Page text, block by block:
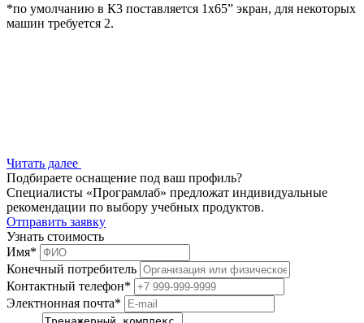
*по умолчанию в К3 поставляется 1х65” экран, для некоторых
машин требуется 2.
Читать далее
Подбираете оснащение под ваш профиль?
Специалисты «Програмлаб» предложат индивидуальные
рекомендации по выбору учебных продуктов.
Отправить заявку
Узнать стоимость
Имя*
Конечный потребитель
Контактный телефон*
Электнонная почта*